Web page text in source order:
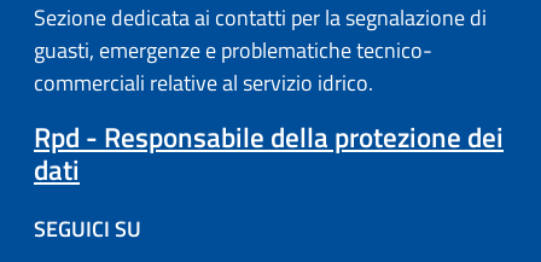
Sezione dedicata ai contatti per la segnalazione di
guasti, emergenze e problematiche tecnico-
commerciali relative al servizio idrico.
Rpd - Responsabile della protezione dei
dati
SEGUICI SU